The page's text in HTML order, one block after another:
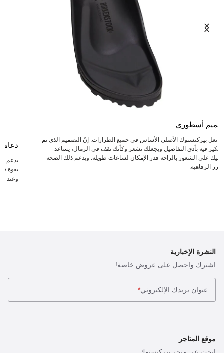
أسطوري
نعل بيركنستوك الأصلي الأساس في جميع الطرازات. إنّ التصميم الذي تم
فيه بأدق التفاصيل ويجعلك تشعر وكأنك تقف في الرمال، يساعد
على الشعور بالراحة قدر الإمكان لساعات طويلة. ويدعم ذلك الصحة
الرفاهية.
يدعم
بقوة
وعند
النشرة الإخبارية
اشترك واحصل على عروض خاصة!
عنوان بريدك الإلكتروني*
موقع المتاجر